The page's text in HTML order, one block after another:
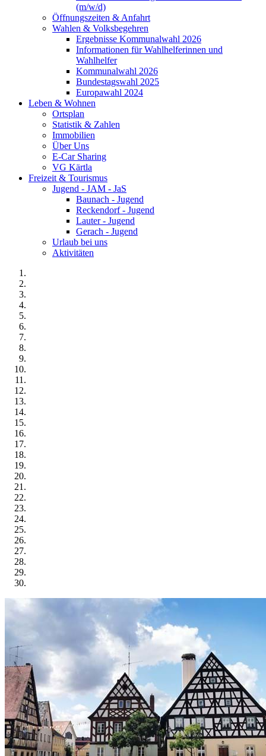
(m/w/d)
Öffnungszeiten & Anfahrt
Wahlen & Volksbegehren
Ergebnisse Kommunalwahl 2026
Informationen für Wahlhelferinnen und
Wahlhelfer
Kommunalwahl 2026
Bundestagswahl 2025
Europawahl 2024
Leben & Wohnen
Ortsplan
Statistik & Zahlen
Immobilien
Über Uns
E-Car Sharing
VG Kärtla
Freizeit & Tourismus
Jugend - JAM - JaS
Baunach - Jugend
Reckendorf - Jugend
Lauter - Jugend
Gerach - Jugend
Urlaub bei uns
Aktivitäten